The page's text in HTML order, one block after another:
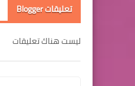
تعليقات Blogger
ليست هناك تعليقات